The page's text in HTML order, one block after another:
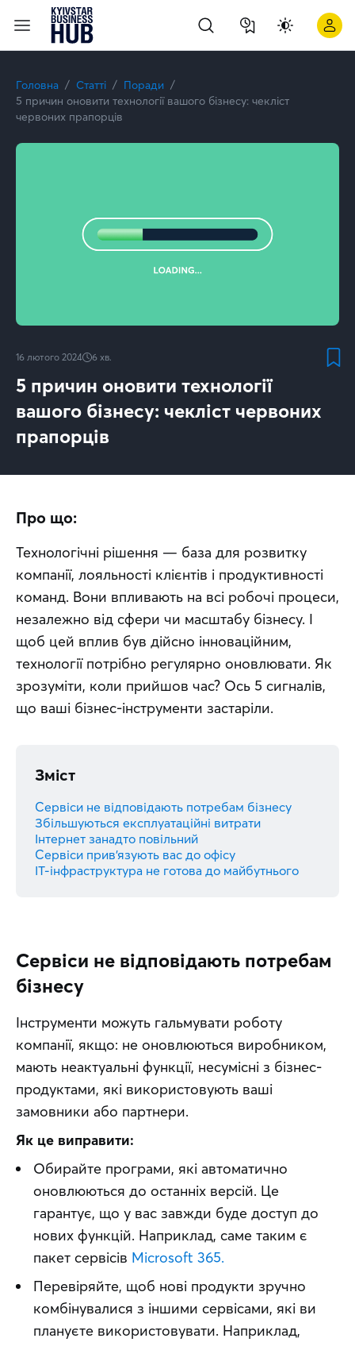
Головна Статті
Поради
5 причин оновити технології вашого бізнесу: чекліст
червоних прапорців
16 лютого 2024 6 хв.
5 причин оновити технології
вашого бізнесу: чекліст червоних
прапорців
Про що:
Технологічні рішення — база для розвитку
компанії, лояльності клієнтів і продуктивності
команд. Вони впливають на всі робочі процеси,
незалежно від сфери чи масштабу бізнесу. І
щоб цей вплив був дійсно інноваційним,
технології потрібно регулярно оновлювати. Як
зрозуміти, коли прийшов час? Ось 5 сигналів,
що ваші бізнес-інструменти застаріли.
Зміст
Сервіси не відповідають потребам бізнесу
Збільшуються експлуатаційні витрати
Інтернет занадто повільний
Сервіси прив'язують вас до офісу
IT-інфраструктура не готова до майбутнього
Сервіси не відповідають потребам
бізнесу
Інструменти можуть гальмувати роботу
компанії, якщо: не оновлюються виробником,
мають неактуальні функції, несумісні з бізнес-
продуктами, які використовують ваші
замовники або партнери.
Як це виправити:
Обирайте програми, які автоматично
оновлюються до останніх версій. Це
гарантує, що у вас завжди буде доступ до
нових функцій. Наприклад, саме таким є
пакет сервісів Microsoft 365.
Перевіряйте, щоб нові продукти зручно
комбінувалися з іншими сервісами, які ви
плануєте використовувати. Наприклад,
5 причин оновити технології вашого бізнесу та що для